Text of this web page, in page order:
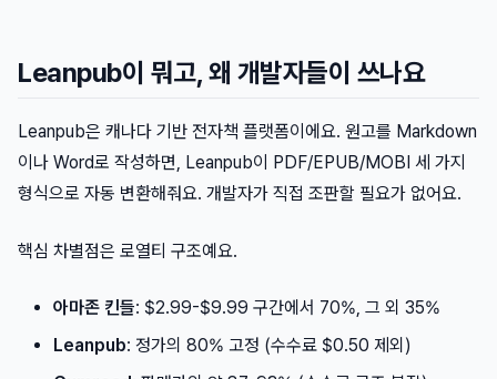
Leanpub이 뭐고, 왜 개발자들이 쓰나요
Leanpub은 캐나다 기반 전자책 플랫폼이에요. 원고를 Markdown
이나 Word로 작성하면, Leanpub이 PDF/EPUB/MOBI 세 가지
형식으로 자동 변환해줘요. 개발자가 직접 조판할 필요가 없어요.
핵심 차별점은 로열티 구조예요.
아마존 킨들: $2.99-$9.99 구간에서 70%, 그 외 35%
Leanpub: 정가의 80% 고정 (수수료 $0.50 제외)